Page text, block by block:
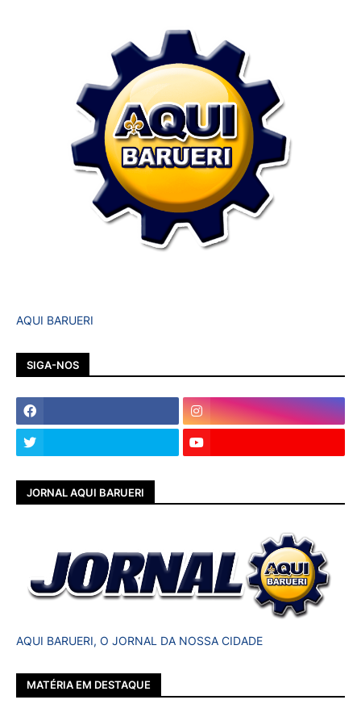
AQUI BARUERI
SIGA-NOS
JORNAL AQUI BARUERI
AQUI BARUERI, O JORNAL DA NOSSA CIDADE
MATÉRIA EM DESTAQUE